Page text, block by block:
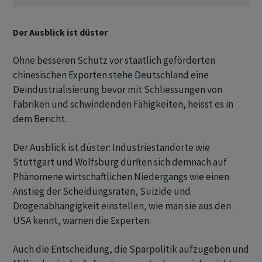
Der Ausblick ist düster
Ohne besseren Schutz vor staatlich geförderten
chinesischen Exporten stehe Deutschland eine
Deindustrialisierung bevor mit Schliessungen von
Fabriken und schwindenden Fähigkeiten, heisst es in
dem Bericht.
Der Ausblick ist düster: Industriestandorte wie
Stuttgart und Wolfsburg dürften sich demnach auf
Phänomene wirtschaftlichen Niedergangs wie einen
Anstieg der Scheidungsraten, Suizide und
Drogenabhängigkeit einstellen, wie man sie aus den
USA kennt, warnen die Experten.
Auch die Entscheidung, die Sparpolitik aufzugeben und